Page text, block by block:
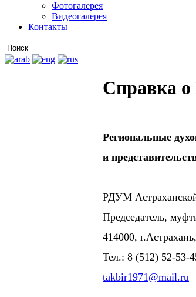
Фотогалерея
Видеогалерея
Контакты
Справка
Региональные
и
РДУМ
Председатель,
414000,
Тел.: 8 (512) 52-53-
takbir1971@mail.ru